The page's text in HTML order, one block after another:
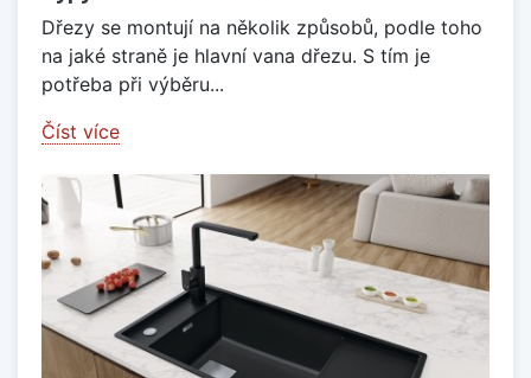
Dřezy se montují na několik způsobů, podle toho
na jaké straně je hlavní vana dřezu. S tím je
potřeba při výběru...
Číst více